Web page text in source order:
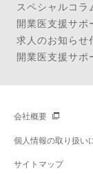
スペシャルコラ
開業医支援サポ
求人のお知らせ
開業医支援サポ
会社概要
個人情報の取り扱い
サイトマップ